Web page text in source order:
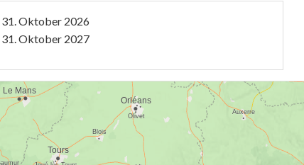
31. Oktober 2026
31. Oktober 2027